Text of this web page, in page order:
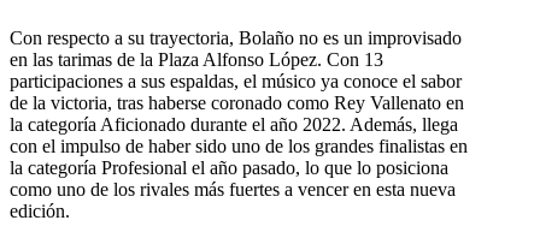
Con respecto a su trayectoria, Bolaño no es un improvisado
en las tarimas de la Plaza Alfonso López. Con 13
participaciones a sus espaldas, el músico ya conoce el sabor
de la victoria, tras haberse coronado como Rey Vallenato en
la categoría Aficionado durante el año 2022. Además, llega
con el impulso de haber sido uno de los grandes finalistas en
la categoría Profesional el año pasado, lo que lo posiciona
como uno de los rivales más fuertes a vencer en esta nueva
edición.